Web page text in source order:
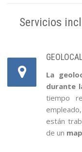
Servicios
La
durante
tiempo
están
de un